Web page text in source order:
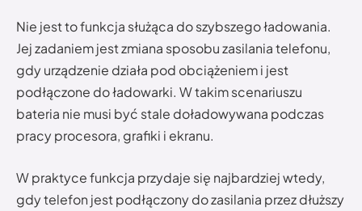
Nie jest to funkcja służąca do szybszego ładowania.
Jej zadaniem jest zmiana sposobu zasilania telefonu,
gdy urządzenie działa pod obciążeniem i jest
podłączone do ładowarki. W takim scenariuszu
bateria nie musi być stale doładowywana podczas
pracy procesora, grafiki i ekranu.
W praktyce funkcja przydaje się najbardziej wtedy,
gdy telefon jest podłączony do zasilania przez dłuższy